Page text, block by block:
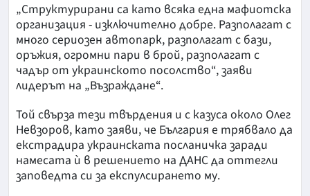
„Структурирани са като всяка една мафиотска
организация - изключително добре. Разполагат с
много сериозен автопарк, разполагат с бази,
оръжия, огромни пари в брой, разполагат с
чадър от украинското посолство“, заяви
лидерът на „Възраждане“.
Той свърза тези твърдения и с казуса около Олег
Невзоров, като заяви, че България е трябвало да
екстрадира украинската посланичка заради
намесата ѝ в решението на ДАНС да оттегли
заповедта си за експулсирането му.